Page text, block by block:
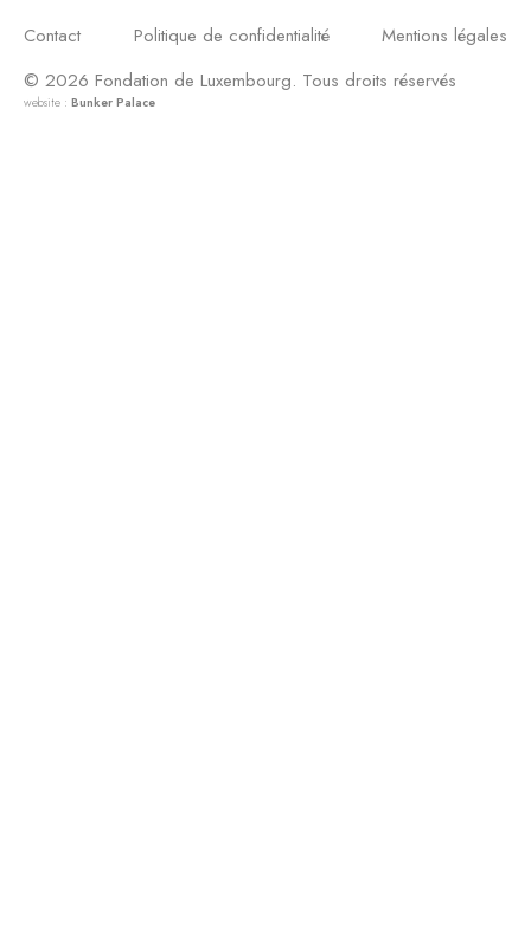
Contact Politique de confidentialité
Mentions légales
© 2026 Fondation de Luxembourg. Tous droits réservés
website : Bunker Palace